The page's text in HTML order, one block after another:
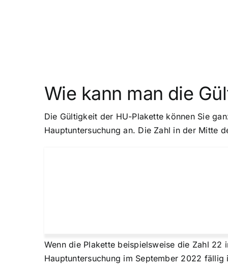
Wie kann man die
Die Gültigkeit der HU-Plakette können Sie
Hauptuntersuchung an. Die Zahl in der Mitte
Wenn die Plakette beispielsweise die Zahl
Hauptuntersuchung im September 2022 fällig